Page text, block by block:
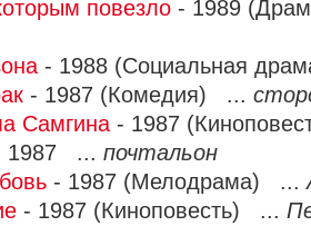
повезло - 1989
- 1988 (Социальная
- 1987 (Комедия) ...
Самгина - 1987
1987 ... почтальон
- 1987 (Мелодрама) ...
- 1987 (Киноповесть) ...